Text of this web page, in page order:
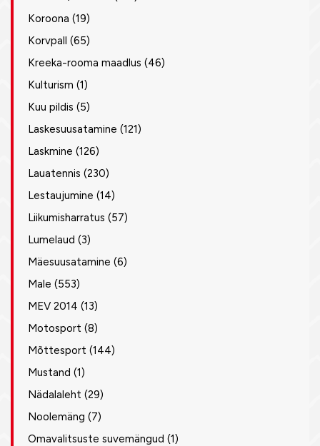
Koroona (19)
Korvpall (65)
Kreeka-rooma maadlus (46)
Kulturism (1)
Kuu pildis (5)
Laskesuusatamine (121)
Laskmine (126)
Lauatennis (230)
Lestaujumine (14)
Liikumisharratus (57)
Lumelaud (3)
Mäesuusatamine (6)
Male (553)
MEV 2014 (13)
Motosport (8)
Mõttesport (144)
Mustand (1)
Nädalaleht (29)
Noolemäng (7)
Omavalitsuste suvemängud (1)